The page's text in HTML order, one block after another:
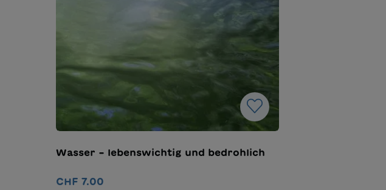
Wasser – lebenswichtig und bedrohlich
CHF 7.00